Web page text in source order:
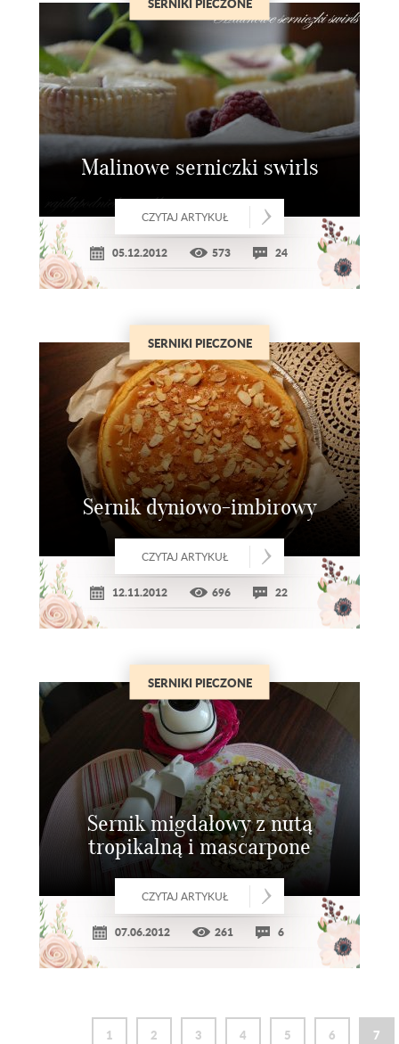
Malinowe serniczki swirls
CZYTAJ ARTYKUŁ
05.12.2012 573 24
SERNIKI PIECZONE
Sernik dyniowo-imbirowy
CZYTAJ ARTYKUŁ
12.11.2012 696 22
SERNIKI PIECZONE
Sernik migdałowy z nutą
tropikalną i mascarpone
CZYTAJ ARTYKUŁ
07.06.2012 261 6
1 2 3 4 5 6 7